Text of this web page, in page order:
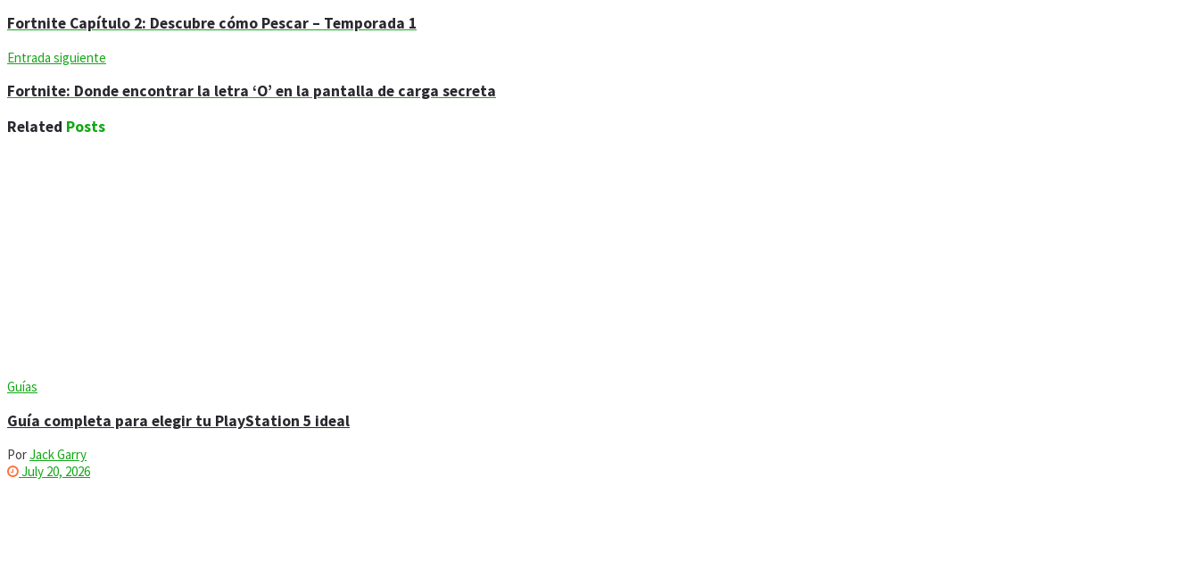
Fortnite Capítulo 2: Descubre cómo Pescar – Temporada 1
Entrada siguiente
Fortnite: Donde encontrar la letra ‘O’ en la pantalla de carga secreta
Related Posts
Guías
Guía completa para elegir tu PlayStation 5 ideal
PorJack Garry
July 20, 2026